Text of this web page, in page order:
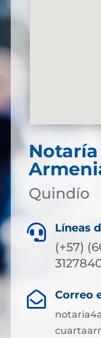
Quindío
 Líneas
(+57)
 Correo